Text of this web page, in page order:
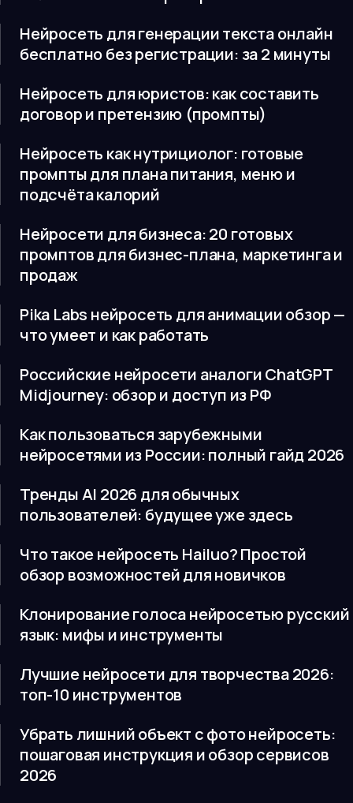
Нейросеть для генерации текста онлайн
бесплатно без регистрации: за 2 минуты
Нейросеть для юристов: как составить
договор и претензию (промпты)
Нейросеть как нутрициолог: готовые
промпты для плана питания, меню и
подсчёта калорий
Нейросети для бизнеса: 20 готовых
промптов для бизнес-плана, маркетинга и
продаж
Pika Labs нейросеть для анимации обзор —
что умеет и как работать
Российские нейросети аналоги ChatGPT
Midjourney: обзор и доступ из РФ
Как пользоваться зарубежными
нейросетями из России: полный гайд 2026
Тренды AI 2026 для обычных
пользователей: будущее уже здесь
Что такое нейросеть Hailuo? Простой
обзор возможностей для новичков
Клонирование голоса нейросетью русский
язык: мифы и инструменты
Лучшие нейросети для творчества 2026:
топ-10 инструментов
Убрать лишний объект с фото нейросеть:
пошаговая инструкция и обзор сервисов
2026